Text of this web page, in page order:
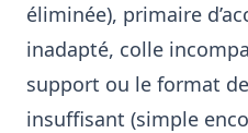
éliminée), primaire
inadapté, colle
support ou le format
insuffisant (simple